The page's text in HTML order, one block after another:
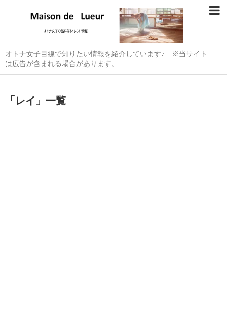
オトナ女子目線で知りたい情報を紹介しています♪ ※当サイト
は広告が含まれる場合があります。
「 レイ 」 一覧